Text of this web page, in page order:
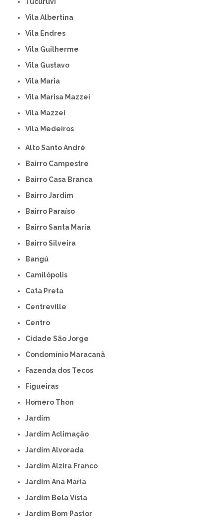
Tucuruvi
Vila Albertina
Vila Endres
Vila Guilherme
Vila Gustavo
Vila Maria
Vila Marisa Mazzei
Vila Mazzei
Vila Medeiros
Alto Santo André
Bairro Campestre
Bairro Casa Branca
Bairro Jardim
Bairro Paraíso
Bairro Santa Maria
Bairro Silveira
Bangú
Camilópolis
Cata Preta
Centreville
Centro
Cidade São Jorge
Condomínio Maracanã
Fazenda dos Tecos
Figueiras
Homero Thon
Jardim
Jardim Aclimação
Jardim Alvorada
Jardim Alzira Franco
Jardim Ana Maria
Jardim Bela Vista
Jardim Bom Pastor